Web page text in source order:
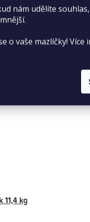
nám udělíte
o vaše mazlíčky! Více
kg